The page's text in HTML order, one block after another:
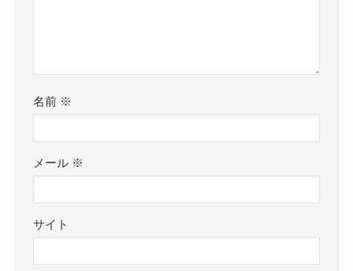
名前 ※
メール ※
サイト